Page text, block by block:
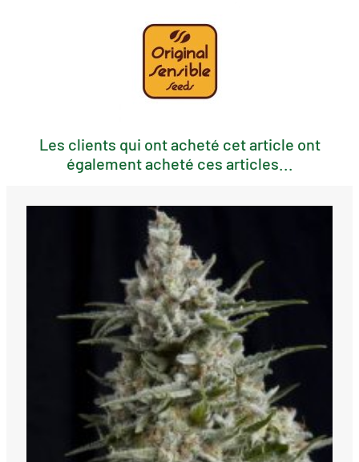
Les clients qui ont acheté cet article ont
également acheté ces articles...